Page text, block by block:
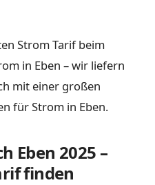
Strom Tarif beim
in Eben – wir liefern
mit einer großen
für Strom in Eben.
Eben 2025 –
finden